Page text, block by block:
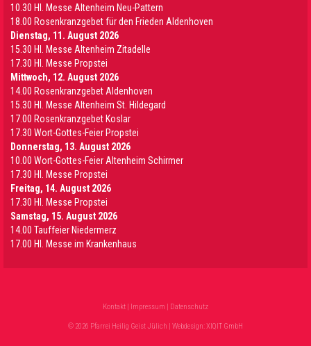
10.30 Hl. Messe Altenheim Neu-Pattern
18.00 Rosenkranzgebet für den Frieden Aldenhoven
Dienstag, 11. August 2026
15.30 Hl. Messe Altenheim Zitadelle
17.30 Hl. Messe Propstei
Mittwoch, 12. August 2026
14.00 Rosenkranzgebet Aldenhoven
15.30 Hl. Messe Altenheim St. Hildegard
17.00 Rosenkranzgebet Koslar
17.30 Wort-Gottes-Feier Propstei
Donnerstag, 13. August 2026
10.00 Wort-Gottes-Feier Altenheim Schirmer
17.30 Hl. Messe Propstei
Freitag, 14. August 2026
17.30 Hl. Messe Propstei
Samstag, 15. August 2026
14.00 Tauffeier Niedermerz
17.00 Hl. Messe im Krankenhaus
Kontakt | Impressum | Datenschutz
© 2026 Pfarrei Heilig Geist Jülich | Webdesign:XIQIT GmbH